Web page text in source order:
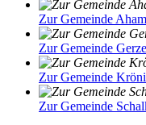
Zur Gemeinde Aham
Zur Gemeinde
Zur Gemeinde
Zur Gemeinde